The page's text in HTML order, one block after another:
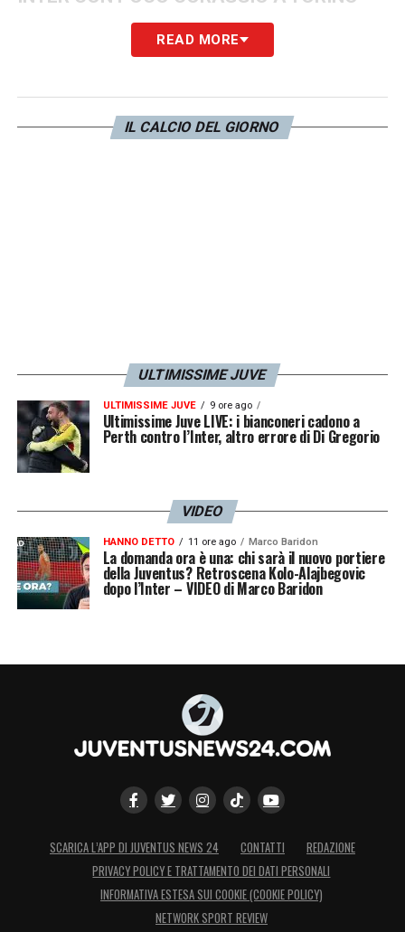
«Il coraggio è un valore per chi ha una
mentalità vincente. Noi ce l’abbiamo. La
squadra non debba avere delle critiche, ma
READ MORE
IL CALCIO DEL GIORNO
ULTIMISSIME JUVE
ULTIMISSIME JUVE 9 ore ago
Ultimissime Juve LIVE: i bianconeri cadono a
Perth contro l’Inter, altro errore di Di Gregorio
VIDEO
HANNO DETTO 11 ore ago Marco Baridon
La domanda ora è una: chi sarà il nuovo portiere
della Juventus? Retroscena Kolo-Alajbegovic
dopo l’Inter – VIDEO di Marco Baridon
SCARICA L’APP DI JUVENTUS NEWS 24 CONTATTI
REDAZIONE
PRIVACY POLICY E TRATTAMENTO DEI DATI PERSONALI
INFORMATIVA ESTESA SUI COOKIE (COOKIE POLICY)
NETWORK SPORT REVIEW